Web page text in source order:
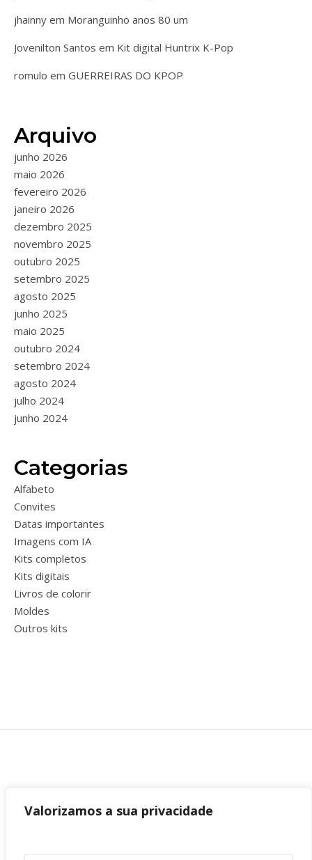
Valorizamos a sua privacidade
jhainny em Moranguinho anos 80 um
Jovenilton Santos em Kit digital Huntrix K-Pop
romulo em GUERREIRAS DO KPOP
Arquivo
junho 2026
maio 2026
fevereiro 2026
janeiro 2026
dezembro 2025
novembro 2025
outubro 2025
setembro 2025
agosto 2025
junho 2025
maio 2025
outubro 2024
setembro 2024
agosto 2024
julho 2024
junho 2024
Categorias
Alfabeto
Convites
Datas importantes
Imagens com IA
Kits completos
Kits digitais
Livros de colorir
Moldes
Outros kits